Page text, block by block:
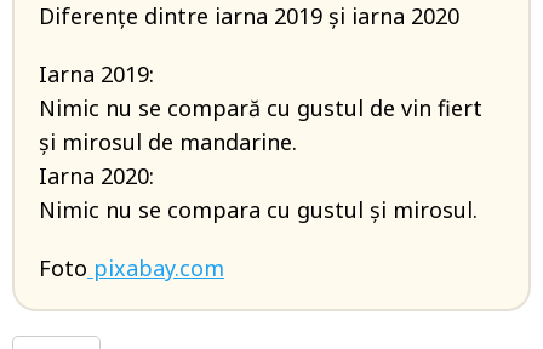
Diferențe dintre iarna 2019 și iarna 2020
Iarna 2019:
Nimic nu se compară cu gustul de vin fiert
și mirosul de mandarine.
Iarna 2020:
Nimic nu se compara cu gustul și mirosul.
Foto pixabay.com